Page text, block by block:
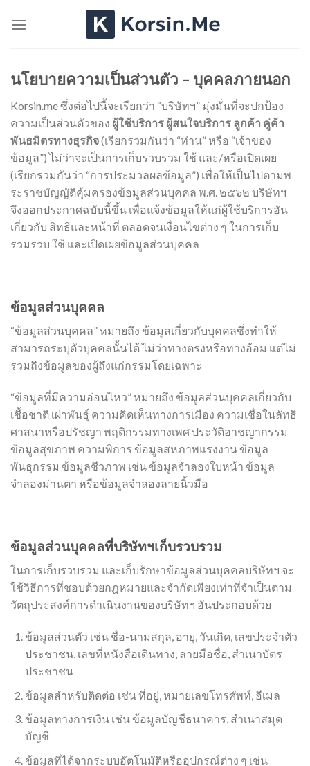
นโยบายความเป็นส่วนตัว – บุคคลภายนอก
Korsin.me ซึ่งต่อไปนี้จะเรียกว่า “บริษัทฯ” มุ่งมั่นที่จะปกป้อง
ความเป็นส่วนตัวของ ผู้ใช้บริการ ผู้สนใจบริการ ลูกค้า คู่ค้า
พันธมิตรทางธุรกิจ(เรียกรวมกันว่า “ท่าน” หรือ “เจ้าของ
ข้อมูล”) ไม่ว่าจะเป็นการเก็บรวบรวม ใช้ และ/หรือเปิดเผย
(เรียกรวมกันว่า “การประมวลผลข้อมูล”) เพื่อให้เป็นไปตามพ
ระราชบัญญัติคุ้มครองข้อมูลส่วนบุคคล พ.ศ. ๒๕๖๒ บริษัทฯ
จึงออกประกาศฉบับนี้ขึ้น เพื่อแจ้งข้อมูลให้แก่ผู้ใช้บริการอัน
เกี่ยวกับ สิทธิและหน้าที่ ตลอดจนเงื่อนไขต่าง ๆ ในการเก็บ
รวมรวบ ใช้ และเปิดเผยข้อมูลส่วนบุคคล
ข้อมูลส่วนบุคคล
“ข้อมูลส่วนบุคคล” หมายถึง ข้อมูลเกี่ยวกับบุคคลซึ่งทำให้
สามารถระบุตัวบุคคลนั้นได้ ไม่ว่าทางตรงหรือทางอ้อม แต่ไม่
รวมถึงข้อมูลของผู้ถึงแก่กรรมโดยเฉพาะ
“ข้อมูลที่มีความอ่อนไหว” หมายถึง ข้อมูลส่วนบุคคลเกี่ยวกับ
เชื้อชาติ เผ่าพันธุ์ ความคิดเห็นทางการเมือง ความเชื่อในลัทธิ
ศาสนาหรือปรัชญา พฤติกรรมทางเพศ ประวัติอาชญากรรม
ข้อมูลสุขภาพ ความพิการ ข้อมูลสหภาพแรงงาน ข้อมูล
พันธุกรรม ข้อมูลชีวภาพ เช่น ข้อมูลจำลองใบหน้า ข้อมูล
จำลองม่านตา หรือข้อมูลจำลองลายนิ้วมือ
ข้อมูลส่วนบุคคลที่บริษัทฯเก็บรวบรวม
ในการเก็บรวบรวม และเก็บรักษาข้อมูลส่วนบุคคลบริษัทฯ จะ
ใช้วิธีการที่ชอบด้วยกฎหมายและจำกัดเพียงเท่าที่จำเป็นตาม
วัตถุประสงค์การดำเนินงานของบริษัทฯ อันประกอบด้วย
ข้อมูลส่วนตัว เช่น ชื่อ-นามสกุล, อายุ, วันเกิด, เลขประจำตัว
ประชาชน, เลขที่หนังสือเดินทาง, ลายมือชื่อ, สำเนาบัตร
ประชาชน
ข้อมูลสำหรับติดต่อ เช่น ที่อยู่, หมายเลขโทรศัพท์, อีเมล
ข้อมูลทางการเงิน เช่น ข้อมูลบัญชีธนาคาร, สำเนาสมุด
บัญชี
ข้อมูลที่ได้จากระบบอัตโนมัติหรืออุปกรณ์ต่าง ๆ เช่น